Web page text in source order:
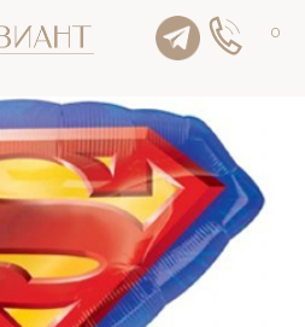
0